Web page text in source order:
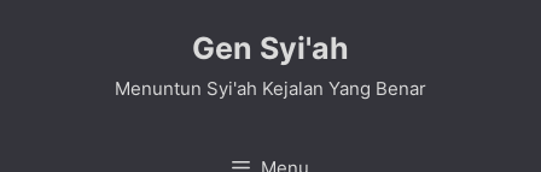
Gen Syi'ah
Menuntun Syi'ah Kejalan Yang Benar